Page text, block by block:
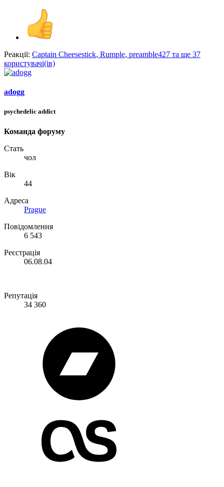
Реакції: Captain Cheesestick, Rumple, preamble427 та ще 37
користувачі(ів)
adogg
psychedelic addict
Команда форуму
Стать
чол
Вік
44
Адреса
Prague
Повідомлення
6 543
Реєстрація
06.08.04
Репутація
34 360